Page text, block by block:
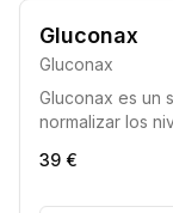
Gluconax
Gluconax
Gluconax es un
normalizar los
diabetes y la
39 €